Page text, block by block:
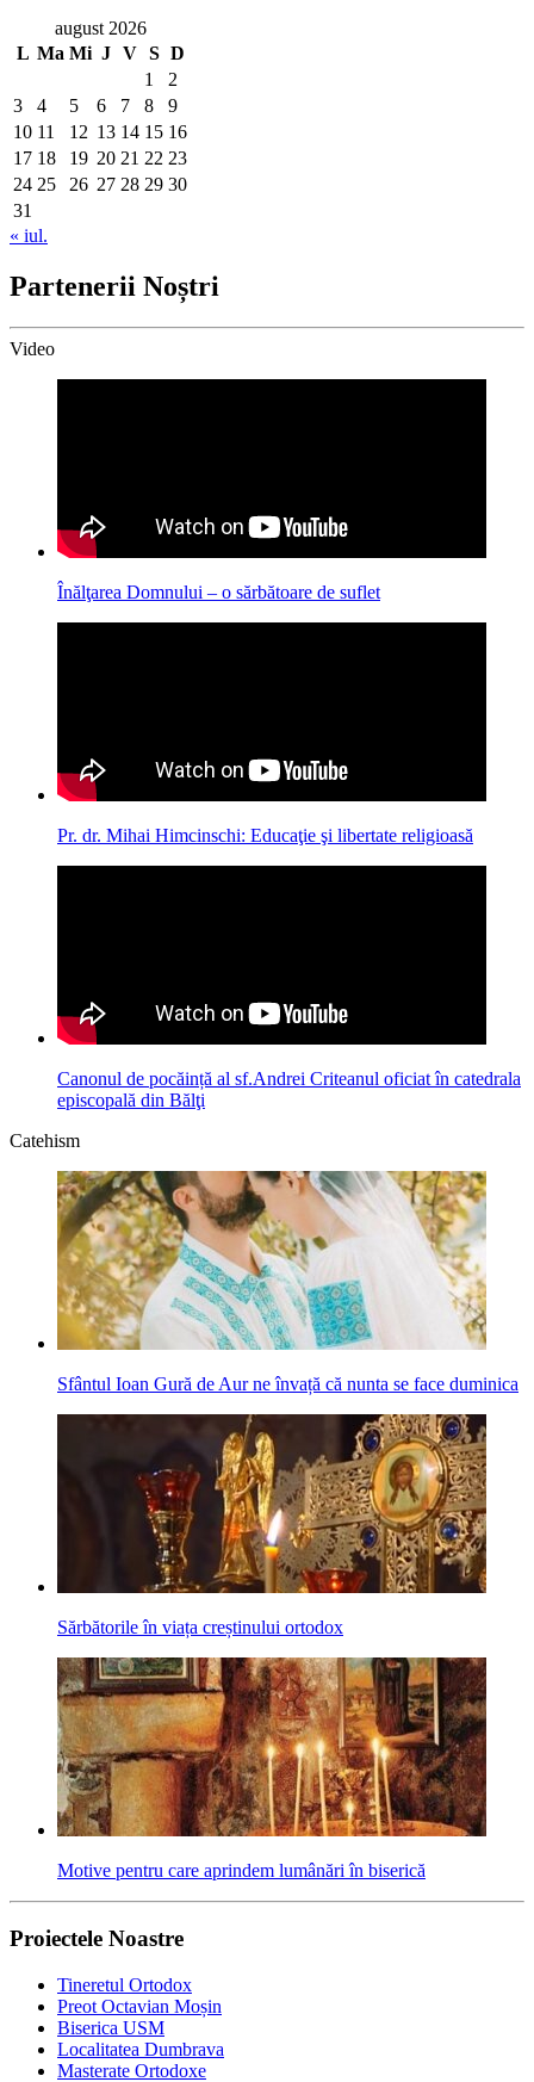
august 2026
L Ma Mi J V S D
1
2
3
4 5 6 7 8
9
10 11 12 13 14 15 16
17 18 19 20 21 22 23
24 25 26 27 28 29 30
31
« iul.
Partenerii Noștri
Video
Înălţarea Domnului – o sărbătoare de suflet
Pr. dr. Mihai Himcinschi: Educaţie şi libertate religioasă
Canonul de pocăință al sf.Andrei Criteanul oficiat în catedrala
episcopală din Bălţi
Catehism
Sfântul Ioan Gură de Aur ne învață că nunta se face duminica
Sărbătorile în viața creștinului ortodox
Motive pentru care aprindem lumânări în biserică
Proiectele Noastre
Tineretul Ortodox
Preot Octavian Moșin
Biserica USM
Localitatea Dumbrava
Masterate Ortodoxe